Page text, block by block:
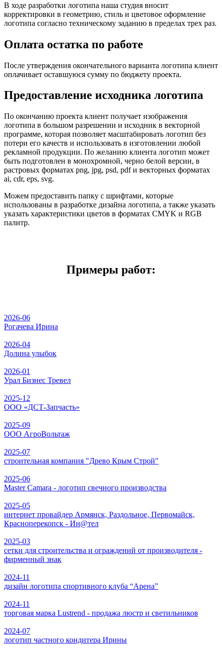
В ходе разработки логотипа наша студия вносит
корректировки в геометрию, стиль и цветовое оформление
логотипа согласно техническому заданию в пределах трех раз.
Оплата остатка по работе
После утверждения окончательного варианта логотипа клиент
оплачивает оставшуюся сумму по бюджету проекта.
Предоставление исходника логотипа
По окончанию проекта клиент получает изображения
логотипа в большом разрешении и исходник в векторной
программе, которая позволяет масштабировать логотип без
потери его качеств и использовать в изготовлении любой
рекламной продукции. По желанию клиента логотип может
быть подготовлен в монохромной, черно белой версии, в
растровых форматах png, jpg, psd, pdf и векторных форматах
ai, cdr, eps, svg.
Можем предоставить папку с шрифтами, которые
использованы в разработке дизайна логотипа, а также указать
указать характеристики цветов в форматах CMYK и RGB
палитр.
Примеры работ:
2026-06
Рогачева Ирина
2026-04
Долина улыбок
2026-01
Урал Бизнес Тревел
2025-12
ООО «ДСТ-Запчасть»
2025-09
ООО АгроВольтаж
2025-07
строительная компания "Древо Крым Строй"
2025-06
Master Camara - логотип свечного производства
2025-05
интернет провайдер Армянск, Раздольное, Первомайск,
Красноперекопск - Ин@тел
2025-03
сетки для строительства и ограждений от производителя -
фирменный знак
2024-11
дизайн логотипа спортивного клуба “Арена”
2024-11
торговая марка Lustrend - продажа люстр и светильников
2024-07
логотип частного кондитера Ирины